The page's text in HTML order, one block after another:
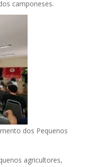
camponeses.
dos Pequenos
agricultores,